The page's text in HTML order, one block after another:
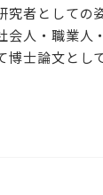
究者としての
会人・職業人
博士論文とし